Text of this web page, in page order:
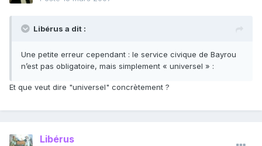
Libérus a dit :
Une petite erreur cependant : le service civique de Bayrou
n’est pas obligatoire, mais simplement « universel » :
Et que veut dire "universel" concrètement ?
Libérus